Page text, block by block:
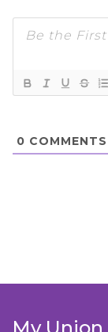
0 COMMENTS